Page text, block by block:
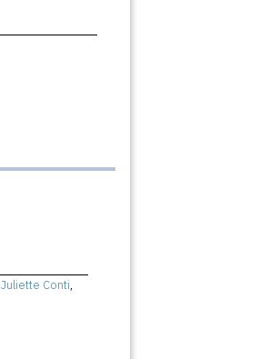
Juliette Conti,